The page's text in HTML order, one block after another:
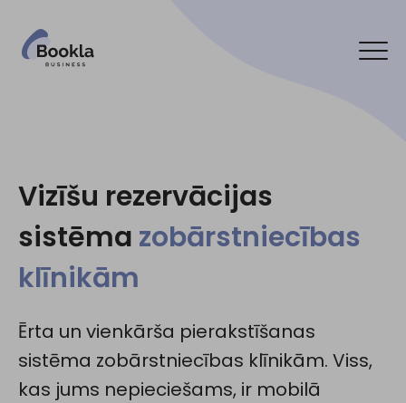
Vizīšu rezervācijas
sistēma zobārstniecības
klīnikām
Ērta un vienkārša pierakstīšanas
sistēma zobārstniecības klīnikām. Viss,
kas jums nepieciešams, ir mobilā
Sazinies ar mums
Sociālie tīkli: